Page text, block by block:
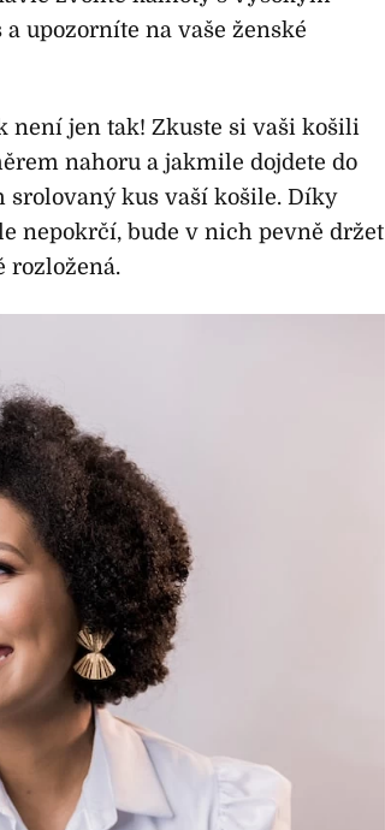
upozorníte na vaše ženské
není jen tak! Zkuste si vaši košili
nahoru a jakmile dojdete do
srolovaný kus vaší košile. Díky
nepokrčí, bude v nich pevně držet
rozložená.